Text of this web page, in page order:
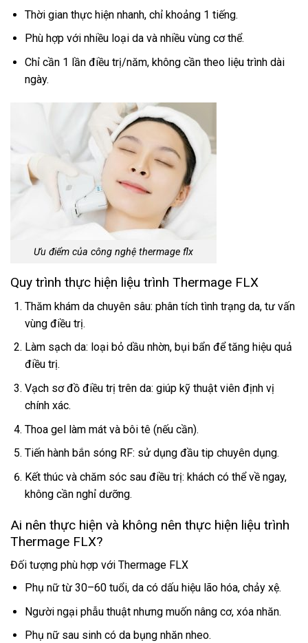
Thời gian thực hiện nhanh, chỉ khoảng 1 tiếng.
Phù hợp với nhiều loại da và nhiều vùng cơ thể.
Chỉ cần 1 lần điều trị/năm, không cần theo liệu trình dài
ngày.
Ưu điểm của công nghệ thermage flx
Quy trình thực hiện liệu trình Thermage FLX
Thăm khám da chuyên sâu: phân tích tình trạng da, tư vấn
vùng điều trị.
Làm sạch da: loại bỏ dầu nhờn, bụi bẩn để tăng hiệu quả
điều trị.
Vạch sơ đồ điều trị trên da: giúp kỹ thuật viên định vị
chính xác.
Thoa gel làm mát và bôi tê (nếu cần).
Tiến hành bắn sóng RF: sử dụng đầu tip chuyên dụng.
Kết thúc và chăm sóc sau điều trị: khách có thể về ngay,
không cần nghỉ dưỡng.
Ai nên thực hiện và không nên thực hiện liệu trình
Thermage FLX?
Đối tượng phù hợp với Thermage FLX
Phụ nữ từ 30–60 tuổi, da có dấu hiệu lão hóa, chảy xệ.
Người ngại phẫu thuật nhưng muốn nâng cơ, xóa nhăn.
Phụ nữ sau sinh có da bụng nhăn nheo.